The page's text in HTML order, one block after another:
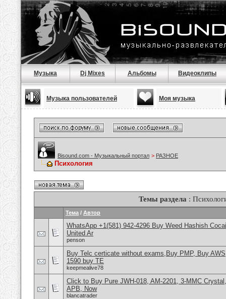
Музыка Dj Mixes Альбомы Видеоклипы
Музыка пользователей Моя музыка
Bisound.com - Музыкальный портал > РАЗНОЕ
Психология
Темы раздела :
Тема / Автор
WhatsApp +1(581) 942-4296 Buy Weed Hashish
United Ar
penson
Buy Telc certicate without exams,Buy PMP, Buy
1590 buy TE
keepmealive78
Click to Buy Pure JWH-018, AM-2201, 3-MMC
APB, Now
blancatrader